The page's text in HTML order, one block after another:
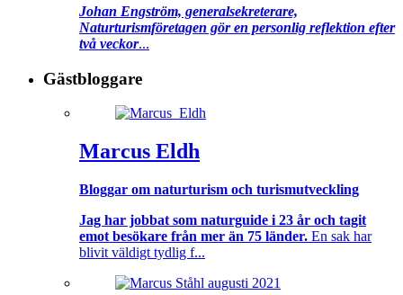
Johan Engström, generalsekreterare,
Naturturismföretagen gör en personlig reflektion efter
två veckor...
Gästbloggare
Marcus Eldh
Bloggar om naturturism och turismutveckling
Jag har jobbat som naturguide i 23 år och tagit
emot besökare från mer än 75 länder. En sak har
blivit väldigt tydlig f...